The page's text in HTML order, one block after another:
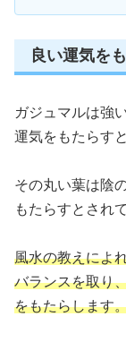
良い運気を
ガジュマルは強
運気をもたらす
その丸い葉は陰
もたらすとされ
風水の教えによ
バランスを取り
をもたらします